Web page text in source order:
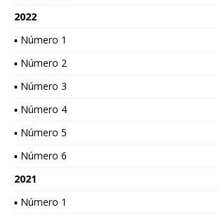
2022
▪ Número 1
▪ Número 2
▪ Número 3
▪ Número 4
▪ Número 5
▪ Número 6
2021
▪ Número 1